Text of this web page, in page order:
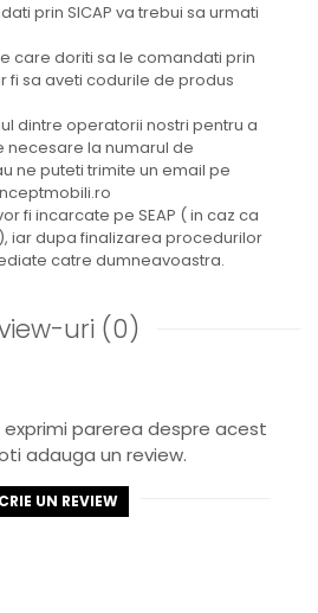
prin SICAP va trebui sa urmati
care doriti sa le comandati prin
fi sa aveti codurile de produs
dintre operatorii nostri pentru a
necesare la numarul de
ne puteti trimite un email pe
fi incarcate pe SEAP ( in caz ca
iar dupa finalizarea procedurilor
catre dumneavoastra.
uri (0)
parerea despre acest
adauga un review.
UN REVIEW